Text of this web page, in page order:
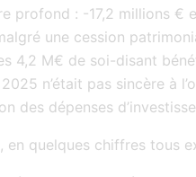
profond : -17,2 millions €
une cession
4,2 M€ de soi-disant
n’était pas sincère à
des dépenses
en quelques chiffres tous